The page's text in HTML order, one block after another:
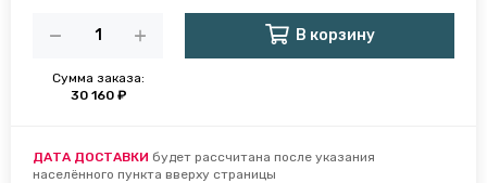
Сумма заказа:
30 160 ₽
В корзину
ДАТА ДОСТАВКИ будет рассчитана после указания
населённого пункта вверху страницы